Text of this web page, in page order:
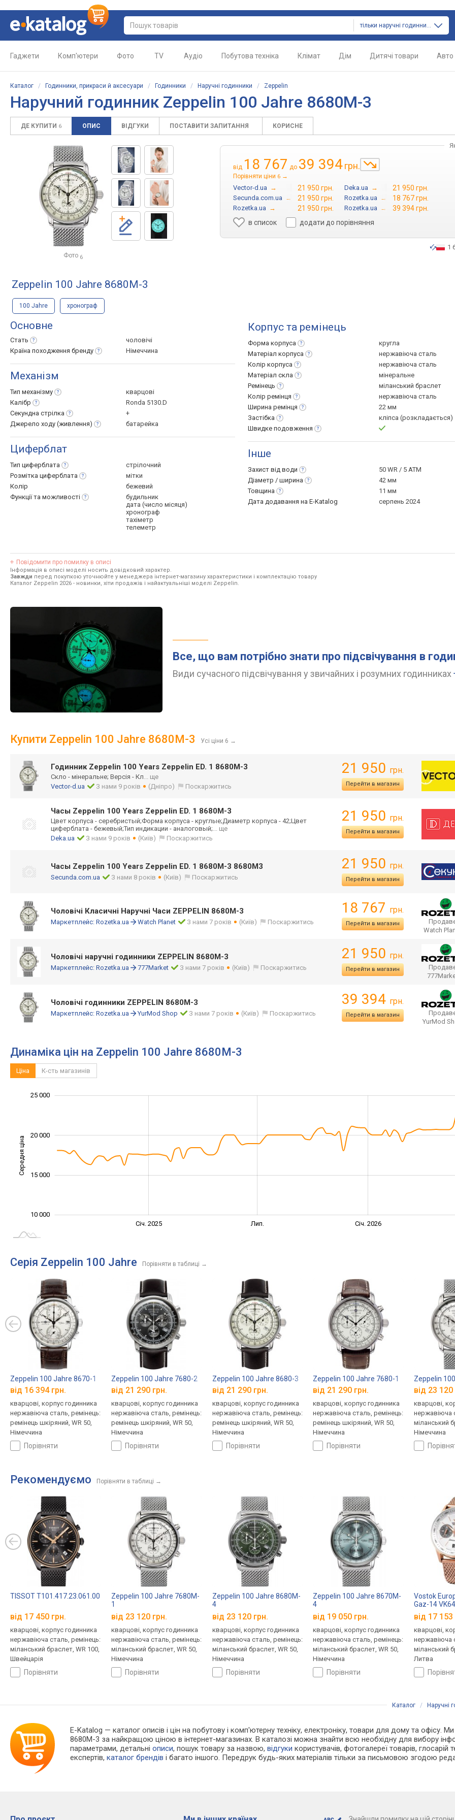
тільки наручні годинники
Гаджети Комп'ютери Фото TV Аудіо Побутова техніка Клімат Дім Дитячі товари Авто
Каталог / Годинники, прикраси й аксесуари / Годинники / Наручні годинники / Zeppelin
Наручний годинник Zeppelin 100 Jahre 8680M-3
ДЕ КУПИТИ 6 ОПИС ВІДГУКИ ПОСТАВИТИ ЗАПИТАННЯ КОРИСНЕ
Фото 6
від 18 767 до 39 394грн.
Порівняти ціни 6 →
Vector-d.ua → 21 950 грн. Deka.ua → 21 950 грн.
Secunda.com.ua → 21 950 грн. Rozetka.ua → 18 767 грн.
Rozetka.ua → 21 950 грн. Rozetka.ua →
39 394 грн.
в список
додати до порівняння
1
Zeppelin 100 Jahre 8680M-3
100 Jahre хронограф
Основне
Стать
чоловічі
Країна походження бренду Німеччина
Механізм
Тип механізму
кварцові
Калібр
Ronda 5130.D
Секундна стрілка
+
Джерело ходу (живлення) батарейка
Циферблат
Тип циферблата
стрілочний
Розмітка циферблата
мітки
Колір
бежевий
Функції та можливості
будильник
дата (число місяця)
хронограф
тахіметр
телеметр
Корпус та ремінець
Форма корпуса
кругла
Матеріал корпуса
нержавіюча сталь
Колір корпуса
нержавіюча сталь
Матеріал скла
мінеральне
Ремінець
міланський браслет
Колір ремінця
нержавіюча сталь
Ширина ремінця
22 мм
Застібка
кліпса (розкладається)
Швидке подовження
Інше
Захист від води
50 WR / 5 ATM
Діаметр / ширина
42 мм
Товщина
11 мм
Дата додавання на E-Katalog
серпень 2024
Повідомити про помилку в описі
Інформація в описі моделі носить довідковий характер.
Завжди перед покупкою уточнюйте у менеджера інтернет-магазину характеристики і комплектацію товару
Каталог Zeppelin 2026 - новинки, хіти продажів і найактуальніші моделі Zeppelin.
Все, що вам потрібно знати про підсвічування в
Види сучасного підсвічування у звичайних і розумних годинниках
Купити Zeppelin 100 Jahre 8680M-3 Усі ціни 6 →
Годинник Zeppelin 100 Years Zeppelin ED. 1 8680M-3
Скло - мінеральне; Версія - Кл... ще
Vector-d.ua
З нами 9 років (Дніпро) Поскаржитись
21 950 грн.
Перейти в магазин
Часы Zeppelin 100 Years Zeppelin ED. 1 8680M-3
Цвет корпуса - серебристый;Форма корпуса - круглые;Диаметр корпуса - 42;Цвет
циферблата - бежевый;Тип индикации - аналоговый;... ще
Deka.ua
З нами 9 років (Київ) Поскаржитись
21 950 грн.
Перейти в магазин
Часы Zeppelin 100 Years Zeppelin ED. 1 8680M-3 8680M3
Secunda.com.ua З нами 8 років (Київ) Поскаржитись
21 950 грн.
Перейти в магазин
Чоловічі Класичні Наручні Часи ZEPPELIN 8680M-3
Маркетплейс: Rozetka.ua Watch Planet З нами 7 років (Київ) Поскаржитись
18 767 грн.
Перейти в магазин
Watch
Чоловічі наручні годинники ZEPPELIN 8680M-3
Маркетплейс: Rozetka.ua 777Market З нами 7 років (Київ) Поскаржитись
21 950 грн.
Перейти в магазин
Чоловічі годинники ZEPPELIN 8680M-3
Маркетплейс: Rozetka.ua YurMod Shop З нами 7 років (Київ) Поскаржитись
39 394 грн.
Перейти в магазин
YurMod
Динаміка цін на Zeppelin 100 Jahre 8680M-3
Ціна К-сть магазинів
Середня ціна
10 000
20 000
25 000
15 000
Січ. 2025 Лип. Січ. 2026
Серія Zeppelin 100 Jahre Порівняти в таблиці →
Zeppelin 100 Jahre 8670-1
від 16 394 грн.
кварцові, корпус годинника
нержавіюча сталь, ремінець:
ремінець шкіряний, WR 50,
Німеччина
порівняти
Zeppelin 100 Jahre 7680-2
від 21 290 грн.
кварцові, корпус годинника
нержавіюча сталь, ремінець:
ремінець шкіряний, WR 50,
Німеччина
порівняти
Zeppelin 100 Jahre 8680-3
від 21 290 грн.
кварцові, корпус годинника
нержавіюча сталь, ремінець:
ремінець шкіряний, WR 50,
Німеччина
порівняти
Zeppelin 100 Jahre 7680-1
від 21 290 грн.
кварцові, корпус годинника
нержавіюча сталь, ремінець:
ремінець шкіряний, WR 50,
Німеччина
порівняти
Zeppelin
від 23 120
кварцові,
нержавіюча
міланський
Німеччина
Рекомендуємо Порівняти в таблиці →
TISSOT T101.417.23.061.00
від 17 450 грн.
кварцові, корпус годинника
нержавіюча сталь, ремінець:
міланський браслет, WR 100,
Швейцарія
порівняти
Zeppelin 100 Jahre 7680M-
1
від 23 120 грн.
кварцові, корпус годинника
нержавіюча сталь, ремінець:
міланський браслет, WR 50,
Німеччина
порівняти
Zeppelin 100 Jahre 8680M-
4
від 23 120 грн.
кварцові, корпус годинника
нержавіюча сталь, ремінець:
міланський браслет, WR 50,
Німеччина
порівняти
Zeppelin 100 Jahre 8670M-
4
від 19 050 грн.
кварцові, корпус годинника
нержавіюча сталь, ремінець:
міланський браслет, WR 50,
Німеччина
порівняти
Vostok
Gaz-14
від 17 153
кварцові,
нержавіюча
міланський
Литва
Каталог / Наручні
E-Katalog — каталог описів і цін на побутову і комп'ютерну техніку, електроніку, товари для дому та офісу.
8680M-3 за найкращою ціною в інтернет-магазинах. В каталозі можна знайти всю необхідну для вибору
параметрами, детальніописи, пошук товару за назвою,відгуки користувачів, фотогалереї товарів, глосарій
експертів,каталог брендів і багато іншого. Передрук будь-яких матеріалів тільки за письмовою згодою